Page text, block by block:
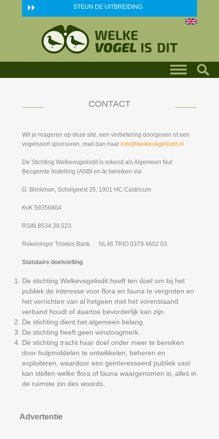
Skip to main content STEUN DE UITBREIDING
CONTACT
Wil je reageren op deze site, een verbetering doorgeven of een
vogelsoort sponsoren, mail dan naar info@welkevogelisdit.nl
De Stichting Welkevogelisdit is erkend als Algemeen Nut
Beogende Instelling (ANBI en te bereiken via
G. Brinkman, Schelgeest 35, 1901 HC Castricum
KvK 59356804
RSIN 8534.38.523
Rekeningnr Triodos Bank NL46 TRIO 0379 4602 03
Statutaire doelstelling
De stichting Welkevogelisdit heeft ten doel om bij het
publiek de interesse voor flora en fauna te vergroten en
het verrichten van al hetgeen met het vorenstaand
verband houdt of daartoe bevorderlijk kan zijn.
De stichting dient het algemeen belang.
De stichting heeft geen winstoogmerk.
De stichting tracht haar doel onder meer te bereiken
door hulpmiddelen te ontwikkelen, beheren en
exploiteren, waardoor een geinteresseerd publiek vast
kan stellen welke flora of fauna waargenomen is, alles in
de ruimste zin des woords.
Advertentie